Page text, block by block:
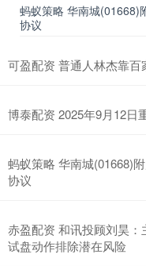
蚂蚁策略 华南城(01668)
协议
可盈配资 普通人林杰靠
博泰配资 2025年9月12日
蚂蚁策略 华南城(01668)
协议
赤盈配资 和讯投顾刘昊
试盘动作排除潜在风险